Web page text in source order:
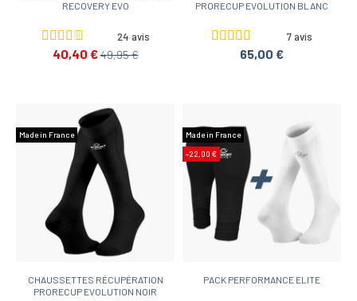
RECOVERY EVO
24 avis
40,40 €49,95 €
PRORECUP EVOLUTION BLANC
7 avis
65,00 €
Made in France
CHAUSSETTES RÉCUPÉRATION
PRORECUP EVOLUTION NOIR
Made in France
-22,00 €
PACK PERFORMANCE ELITE